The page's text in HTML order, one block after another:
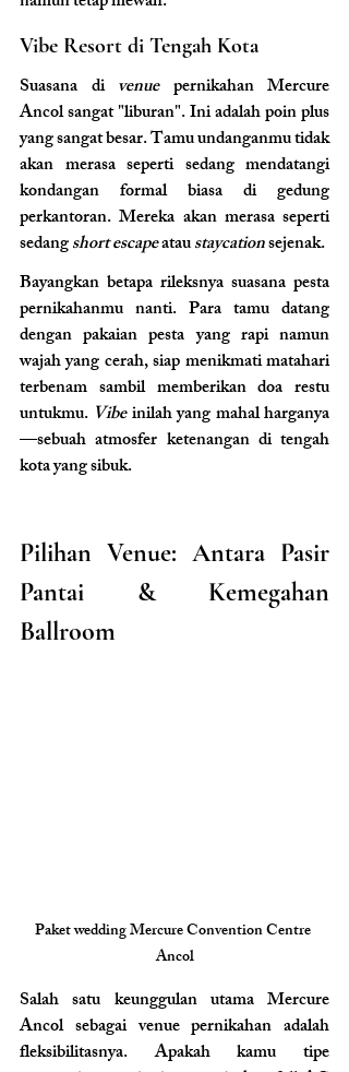
Vibe Resort di Tengah Kota
Suasana di venue pernikahan Mercure
Ancol sangat "liburan". Ini adalah poin plus
yang sangat besar. Tamu undanganmu tidak
akan merasa seperti sedang mendatangi
kondangan formal biasa di gedung
perkantoran. Mereka akan merasa seperti
sedang short escape atau staycation sejenak.
Bayangkan betapa rileksnya suasana pesta
pernikahanmu nanti. Para tamu datang
dengan pakaian pesta yang rapi namun
wajah yang cerah, siap menikmati matahari
terbenam sambil memberikan doa restu
untukmu. Vibe inilah yang mahal harganya
—sebuah atmosfer ketenangan di tengah
kota yang sibuk.
Pilihan Venue: Antara Pasir
Pantai & Kemegahan
Ballroom
Paket wedding Mercure Convention Centre
Ancol
Salah satu keunggulan utama Mercure
Ancol sebagai venue pernikahan adalah
fleksibilitasnya. Apakah kamu tipe